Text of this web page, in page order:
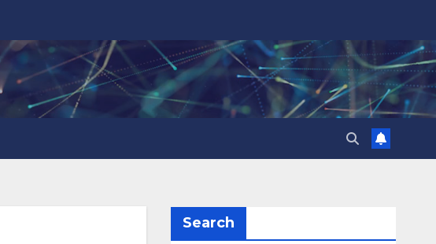
Search